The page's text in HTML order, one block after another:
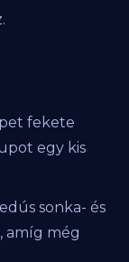
fekete
egy kis
sonka- és
amíg még